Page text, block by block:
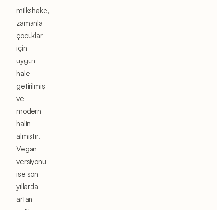
milkshake,
zamanla
çocuklar
için
uygun
hale
getirilmiş
ve
modern
halini
almıştır.
Vegan
versiyonu
ise son
yıllarda
artan